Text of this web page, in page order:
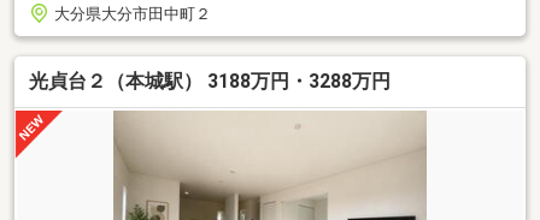
大分県大分市田中町２
光貞台２（本城駅） 3188万円・3288万円